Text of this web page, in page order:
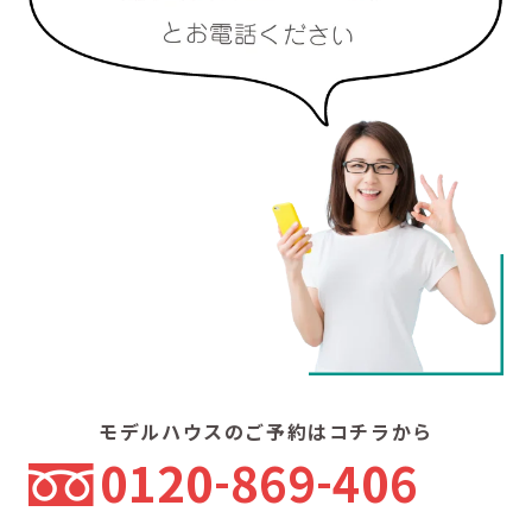
モデルハウスのご予約はコチラから
0120 869 406